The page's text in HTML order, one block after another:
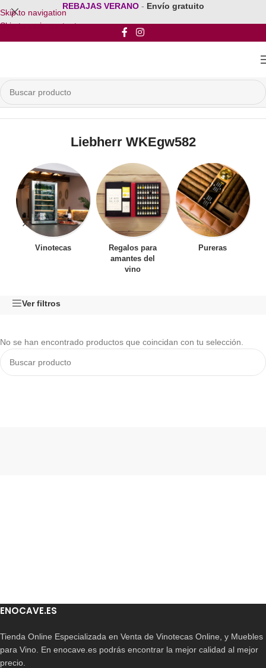
Skip to navigation
Skip to main content
REBAJAS VERANO - Envío gratuito
Inicio/Productos etiquetados “Liebherr WKEgw582”
Liebherr WKEgw582
Vinotecas
Regalos para
amantes del
vino
Pureras
Ver filtros
No se han encontrado productos que coincidan con tu selección.
ENOCAVE.ES
Tienda Online Especializada en Venta de Vinotecas Online, y Muebles
para Vino. En enocave.es podrás encontrar la mejor calidad al mejor
precio.